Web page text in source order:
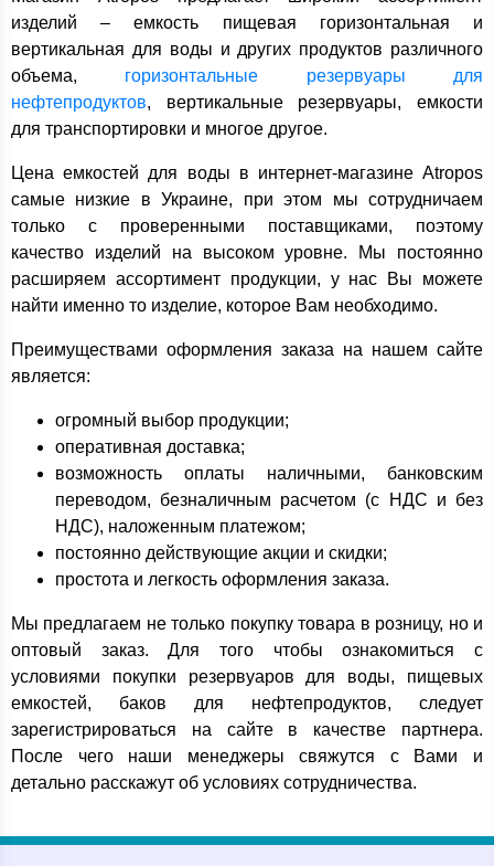
изделий – емкость пищевая горизонтальная и
вертикальная для воды и других продуктов различного
объема, горизонтальные резервуары для
нефтепродуктов, вертикальные резервуары, емкости
для транспортировки и многое другое.
Цена емкостей для воды в интернет-магазине Atropos
самые низкие в Украине, при этом мы сотрудничаем
только с проверенными поставщиками, поэтому
качество изделий на высоком уровне. Мы постоянно
расширяем ассортимент продукции, у нас Вы можете
найти именно то изделие, которое Вам необходимо.
Преимуществами оформления заказа на нашем сайте
является:
огромный выбор продукции;
оперативная доставка;
возможность оплаты наличными, банковским
переводом, безналичным расчетом (с НДС и без
НДС), наложенным платежом;
постоянно действующие акции и скидки;
простота и легкость оформления заказа.
Мы предлагаем не только покупку товара в розницу, но и
оптовый заказ. Для того чтобы ознакомиться с
условиями покупки резервуаров для воды, пищевых
емкостей, баков для нефтепродуктов, следует
зарегистрироваться на сайте в качестве партнера.
После чего наши менеджеры свяжутся с Вами и
детально расскажут об условиях сотрудничества.